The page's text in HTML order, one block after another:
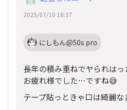
2025/07/10 18:37
にしもん@50s pro
長年の積み重ねでヤられはっ
お疲れ様でした…ですね😅
テープ貼っときゃ口は綺麗な